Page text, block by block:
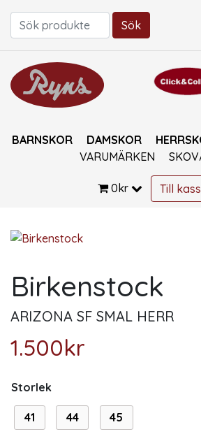
Sök efter:
Sök
BARNSKOR DAMSKOR
VARUMÄRKEN
0kr Till
Birkenstock
ARIZONA SF SMAL HERR
1.500kr
Storlek
41 44 45